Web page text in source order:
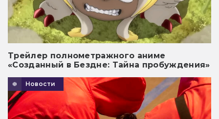
Трейлер полнометражного аниме
«Созданный в Бездне: Тайна пробуждения»
Новости